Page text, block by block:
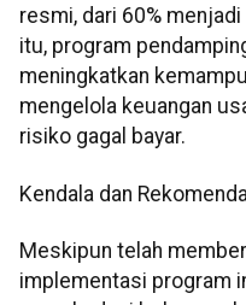
resmi, dari 60%
itu, program
meningkatkan
mengelola keuangan
risiko gagal bayar.
Kendala dan
Meskipun telah
implementasi program